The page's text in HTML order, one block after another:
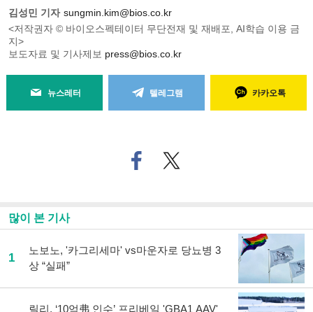
김성민 기자 sungmin.kim@bios.co.kr
<저작권자 © 바이오스펙테이터 무단전재 및 재배포, AI학습 이용 금
지>
보도자료 및 기사제보 press@bios.co.kr
뉴스레터 텔레그램 카카오톡
페
이
기
사
공
트위
터로
많이 본 기사
1
노보노, '카그리세마' vs마운자로 당뇨병 3
상 “실패”
릴리, ‘10억弗 인수’ 프리베일 'GBA1 AAV'